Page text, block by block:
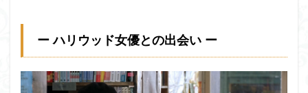
ー ハリウッド女優との出会い ー